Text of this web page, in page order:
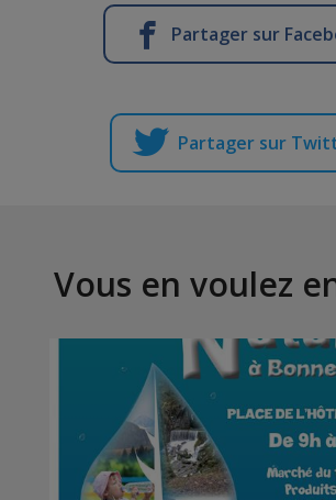
Partager sur
Partager sur
Vous en voulez